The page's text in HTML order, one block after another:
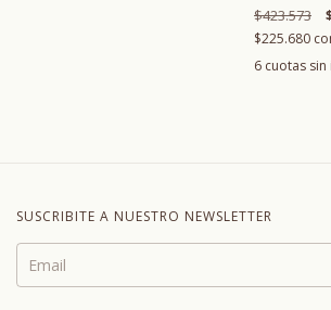
$423.573
$225.680
6 cuotas
SUSCRIBITE A NUESTRO NEWSLETTER